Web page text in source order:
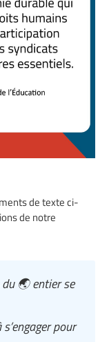
de texte ci-
de notre
🌏 entier se
pour